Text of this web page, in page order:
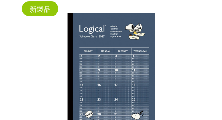
新製品